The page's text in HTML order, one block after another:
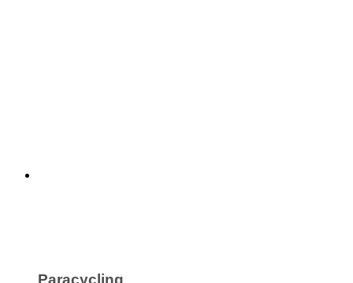
Paracycling